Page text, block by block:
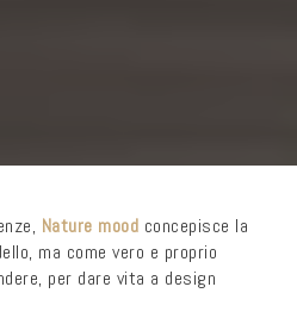
Nature mood concepisce la
ma come vero e proprio
per dare vita a design